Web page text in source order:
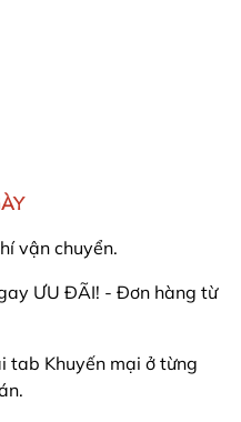
vận chuyển.
ƯU ĐÃI! - Đơn hàng từ
tab Khuyến mại ở từng